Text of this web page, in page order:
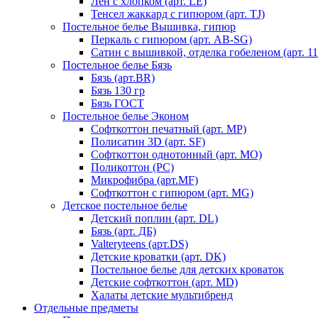
Тенсел жаккард с гипюром (арт. TJ)
Постельное белье Вышивка, гипюр
Перкаль с гипюром (арт. AB-SG)
Сатин с вышивкой, отделка гобеленом (арт.
Постельное белье Бязь
Бязь (арт.BR)
Бязь 130 гр
Бязь ГОСТ
Постельное белье Эконом
Софткоттон печатный (арт. MР)
Полисатин 3D (арт. SF)
Софткоттон однотонный (арт. MO)
Поликоттон (PC)
Микрофибра (арт.MF)
Софткоттон с гипюром (арт. MG)
Детское постельное белье
Детский поплин (арт. DL)
Бязь (арт. ДБ)
Valteryteens (арт.DS)
Детские кроватки (арт. DK)
Постельное белье для детских кроваток
Детские софткоттон (арт. MD)
Халаты детские мультибренд
Отдельные предметы